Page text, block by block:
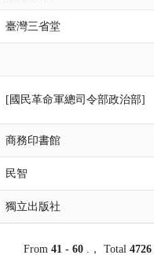
臺灣三省堂
[國民革命軍總司令部政治部]
商務印書館
民智
獨立出版社
From41 - 60 .， Total4726